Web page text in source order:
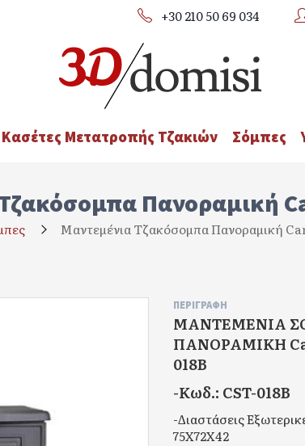
+30 210 50 69 034
Κασέτες Μετατροπής Τζακιών Σόμπες
Πανοραμική
Μαντεμένια Τζακόσομπα Πανοραμική
ΠΕΡΙΓΡΑΦΉ
ΜΑΝΤΕΜΕΝΙΑ
ΠΑΝΟΡΑΜΙΚΗ
018B
-Κωδ.: CST-018B
-Διαστάσεις
75Χ72Χ42